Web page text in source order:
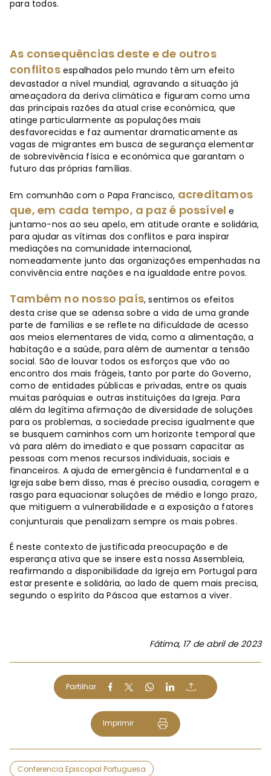
para todos.
As consequências deste e de outros
conflitosespalhados pelo mundo têm um efeito
devastador a nível mundial, agravando a situação já
ameaçadora da deriva climática e figuram como uma
das principais razões da atual crise económica, que
atinge particularmente as populações mais
desfavorecidas e faz aumentar dramaticamente as
vagas de migrantes em busca de segurança elementar
de sobrevivência física e económica que garantam o
futuro das próprias famílias.
Em comunhão com o Papa Francisco, acreditamos
que, em cada tempo, a paz é possível e
juntamo-nos ao seu apelo, em atitude orante e solidária,
para ajudar as vítimas dos conflitos e para inspirar
mediações na comunidade internacional,
nomeadamente junto das organizações empenhadas na
convivência entre nações e na igualdade entre povos.
Também no nosso país, sentimos os efeitos
desta crise que se adensa sobre a vida de uma grande
parte de famílias e se reflete na dificuldade de acesso
aos meios elementares de vida, como a alimentação, a
habitação e a saúde, para além de aumentar a tensão
social. São de louvar todos os esforços que vão ao
encontro dos mais frágeis, tanto por parte do Governo,
como de entidades públicas e privadas, entre os quais
muitas paróquias e outras instituições da Igreja. Para
além da legítima afirmação de diversidade de soluções
para os problemas, a sociedade precisa igualmente que
se busquem caminhos com um horizonte temporal que
vá para além do imediato e que possam capacitar as
pessoas com menos recursos individuais, sociais e
financeiros. A ajuda de emergência é fundamental e a
Igreja sabe bem disso, mas é preciso ousadia, coragem e
rasgo para equacionar soluções de médio e longo prazo,
que mitiguem a vulnerabilidade e a exposição a fatores
conjunturais que penalizam sempre os mais pobres.
É neste contexto de justificada preocupação e de
esperança ativa que se insere esta nossa Assembleia,
reafirmando a disponibilidade da Igreja em Portugal para
estar presente e solidária, ao lado de quem mais precisa,
segundo o espírito da Páscoa que estamos a viver.
Fátima, 17 de abril de 2023
Partilhar
Imprimir
Conferencia Episcopal Portuguesa